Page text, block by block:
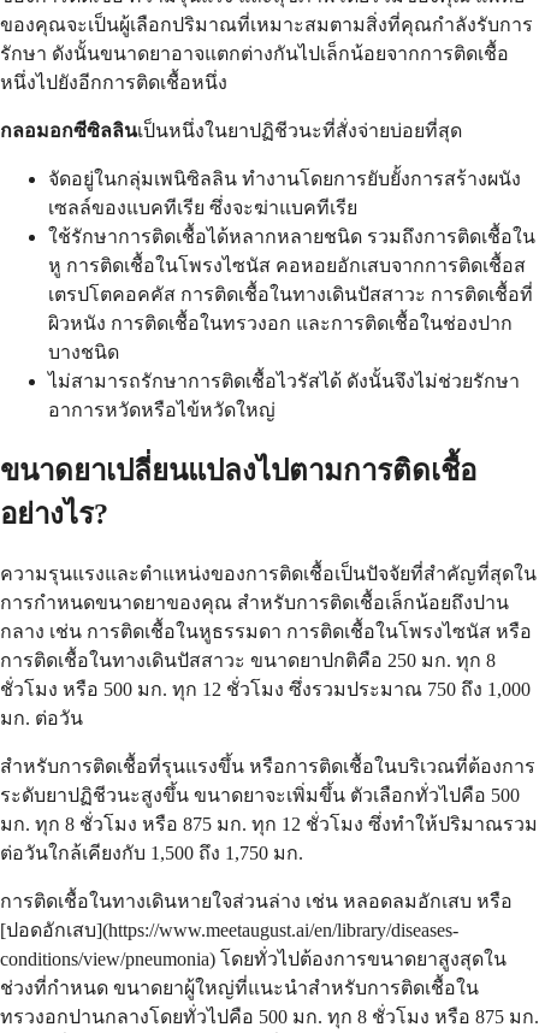
ของคุณจะเป็นผู้เลือกปริมาณที่เหมาะสมตามสิ่งที่คุณกำลังรับการ
รักษา ดังนั้นขนาดยาอาจแตกต่างกันไปเล็กน้อยจากการติดเชื้อ
หนึ่งไปยังอีกการติดเชื้อหนึ่ง
กลอมอกซีซิลลินเป็นหนึ่งในยาปฏิชีวนะที่สั่งจ่ายบ่อยที่สุด
จัดอยู่ในกลุ่มเพนิซิลลิน ทำงานโดยการยับยั้งการสร้างผนัง
เซลล์ของแบคทีเรีย ซึ่งจะฆ่าแบคทีเรีย
ใช้รักษาการติดเชื้อได้หลากหลายชนิด รวมถึงการติดเชื้อใน
หู การติดเชื้อในโพรงไซนัส คอหอยอักเสบจากการติดเชื้อส
เตรปโตคอคคัส การติดเชื้อในทางเดินปัสสาวะ การติดเชื้อที่
ผิวหนัง การติดเชื้อในทรวงอก และการติดเชื้อในช่องปาก
บางชนิด
ไม่สามารถรักษาการติดเชื้อไวรัสได้ ดังนั้นจึงไม่ช่วยรักษา
อาการหวัดหรือไข้หวัดใหญ่
ขนาดยาเปลี่ยนแปลงไปตามการติดเชื้อ
อย่างไร?
ความรุนแรงและตำแหน่งของการติดเชื้อเป็นปัจจัยที่สำคัญที่สุดใน
การกำหนดขนาดยาของคุณ สำหรับการติดเชื้อเล็กน้อยถึงปาน
กลาง เช่น การติดเชื้อในหูธรรมดา การติดเชื้อในโพรงไซนัส หรือ
การติดเชื้อในทางเดินปัสสาวะ ขนาดยาปกติคือ 250 มก. ทุก 8
ชั่วโมง หรือ 500 มก. ทุก 12 ชั่วโมง ซึ่งรวมประมาณ 750 ถึง 1,000
มก. ต่อวัน
สำหรับการติดเชื้อที่รุนแรงขึ้น หรือการติดเชื้อในบริเวณที่ต้องการ
ระดับยาปฏิชีวนะสูงขึ้น ขนาดยาจะเพิ่มขึ้น ตัวเลือกทั่วไปคือ 500
มก. ทุก 8 ชั่วโมง หรือ 875 มก. ทุก 12 ชั่วโมง ซึ่งทำให้ปริมาณรวม
ต่อวันใกล้เคียงกับ 1,500 ถึง 1,750 มก.
การติดเชื้อในทางเดินหายใจส่วนล่าง เช่น หลอดลมอักเสบ หรือ
[ปอดอักเสบ](https://www.meetaugust.ai/en/library/diseases-
conditions/view/pneumonia) โดยทั่วไปต้องการขนาดยาสูงสุดใน
ช่วงที่กำหนด ขนาดยาผู้ใหญ่ที่แนะนำสำหรับการติดเชื้อใน
ทรวงอกปานกลางโดยทั่วไปคือ 500 มก. ทุก 8 ชั่วโมง หรือ 875 มก.